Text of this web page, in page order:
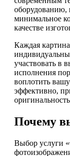
оборудованию,
минимальное
качестве
Каждая
участвовать в
исполнения
воплотить
эффективно,
Почему
Выбор услуги